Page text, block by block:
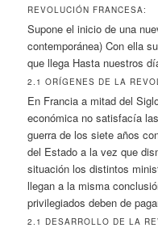
REVOLUCIÓN FRANCESA:
Supone el inicio de una
contemporánea) Con ella
que llega Hasta nuestros
2.1 ORÍGENES DE LA
En Francia a mitad del
económica no satisfacía
guerra de los siete años
del Estado a la vez que
situación los distintos
llegan a la misma
privilegiados deben de
2.1 DESARROLLO DE LA